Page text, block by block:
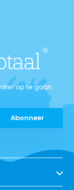
op te gaan.
Abonneer